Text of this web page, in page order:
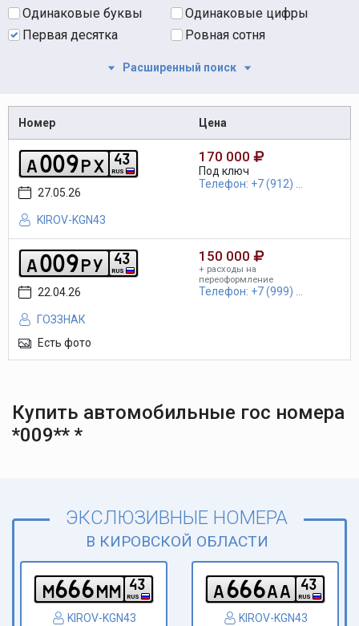
Одинаковые буквы
Одинаковые цифры
Первая десятка
Ровная сотня
Расширенный поиск
Номер Цена
a009px RUS
43
27.05.26
KIROV-KGN43
170 000
Под ключ
Телефон: +7 (912) ...
a009py RUS
43
22.04.26
ГОЗЗНАК
Есть фото
150 000
+ расходы на
переоформление
Телефон: +7 (999) ...
Купить автомобильные гос номера
*009** *
ЭКСЛЮЗИВНЫЕ НОМЕРА
В КИРОВСКОЙ ОБЛАСТИ
m666mm RUS
43
KIROV-KGN43
a666aa RUS
43
KIROV-KGN43